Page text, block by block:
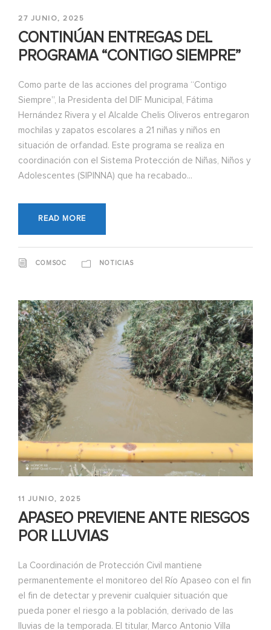
27 JUNIO, 2025
CONTINÚAN ENTREGAS DEL
PROGRAMA “CONTIGO SIEMPRE”
Como parte de las acciones del programa “Contigo
Siempre”, la Presidenta del DIF Municipal, Fátima
Hernández Rivera y el Alcalde Chelis Oliveros entregaron
mochilas y zapatos escolares a 21 niñas y niños en
situación de orfandad. Este programa se realiza en
coordinación con el Sistema Protección de Niñas, Niños y
Adolescentes (SIPINNA) que ha recabado...
READ MORE
COMSOC NOTICIAS
11 JUNIO, 2025
APASEO PREVIENE ANTE RIESGOS
POR LLUVIAS
La Coordinación de Protección Civil mantiene
permanentemente el monitoreo del Río Apaseo con el fin
el fin de detectar y prevenir cualquier situación que
pueda poner el riesgo a la población, derivado de las
lluvias de la temporada. El titular, Marco Antonio Villa